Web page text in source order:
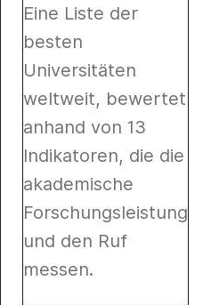
Eine Liste der
besten
Universitäten
weltweit, bewertet
anhand von 13
Indikatoren, die die
akademische
Forschungsleistung
und den Ruf
messen.